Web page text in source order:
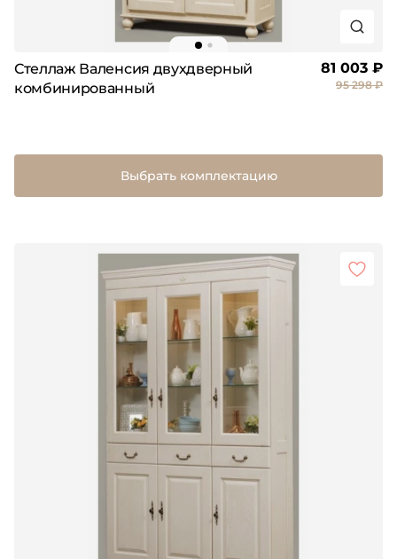
Стеллаж Валенсия двухдверный
комбинированный
81 003 ₽
95 298 ₽
Выбрать комплектацию